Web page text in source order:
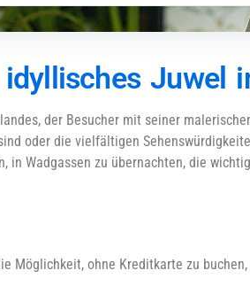
Juwel
der Besucher mit seiner
oder die vielfältigen
Wadgassen zu übernachten, die
Möglichkeit, ohne Kreditkarte zu